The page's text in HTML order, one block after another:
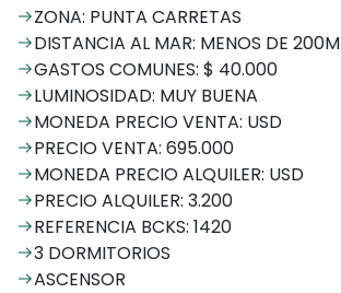
ZONA: PUNTA CARRETAS
DISTANCIA AL MAR: MENOS DE 200M
GASTOS COMUNES: $ 40.000
LUMINOSIDAD: MUY BUENA
MONEDA PRECIO VENTA: USD
PRECIO VENTA: 695.000
MONEDA PRECIO ALQUILER: USD
PRECIO ALQUILER: 3.200
REFERENCIA BCKS: 1420
3 DORMITORIOS
ASCENSOR